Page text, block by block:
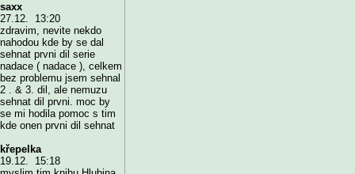
saxx
27.12. 13:20
zdravim, nevite nekdo
nahodou kde by se dal
sehnat prvni dil serie
nadace ( nadace ), celkem
bez problemu jsem sehnal
2 . & 3. dil, ale nemuzu
sehnat dil prvni. moc by
se mi hodila pomoc s tim
kde onen prvni dil sehnat
křepelka
19.12. 15:18